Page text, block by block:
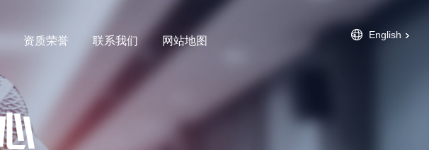
English
资质荣誉 联系我们 网站地图